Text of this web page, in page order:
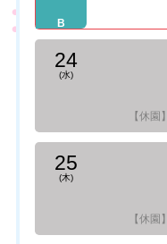
B
24
(水)
【休園】
25
(木)
【休園】